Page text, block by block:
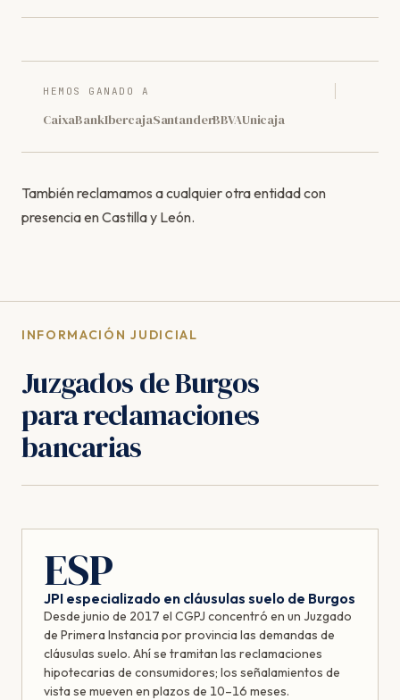
HEMOS GANADO A
CaixaBankIbercajaSantanderBBVAUnicaja
También reclamamos a cualquier otra entidad con
presencia en Castilla y León.
INFORMACIÓN JUDICIAL
Juzgados de Burgos
para reclamaciones
bancarias
ESP
JPI especializado en cláusulas suelo de Burgos
Desde junio de 2017 el CGPJ concentró en un Juzgado
de Primera Instancia por provincia las demandas de
cláusulas suelo. Ahí se tramitan las reclamaciones
hipotecarias de consumidores; los señalamientos de
vista se mueven en plazos de 10–16 meses.